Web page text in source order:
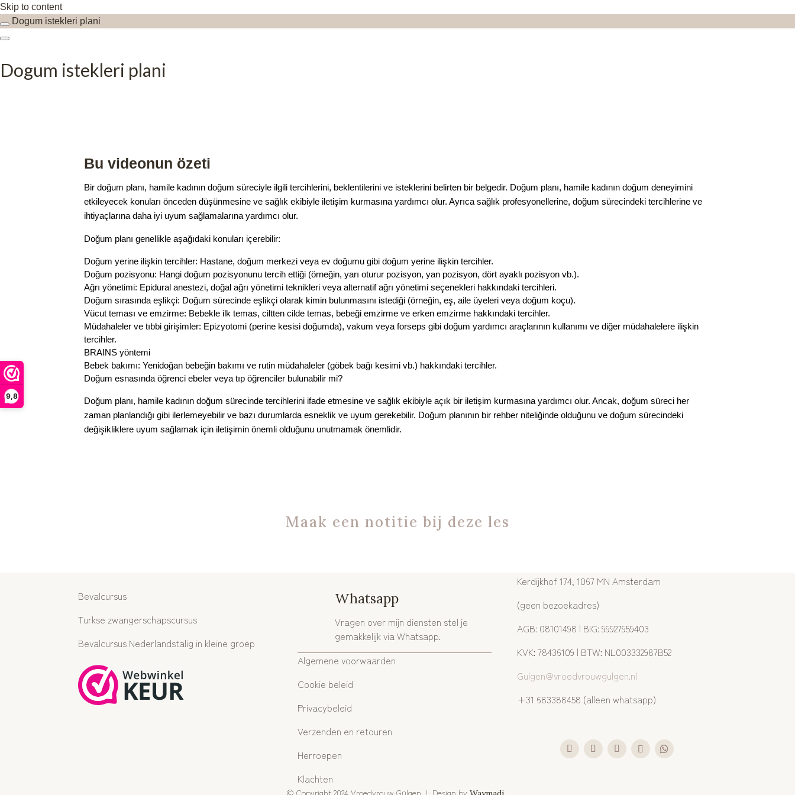
9,8
Skip to content
Dogum istekleri plani
Dogum istekleri plani
Bu videonun özeti
Bir doğum planı, hamile kadının doğum süreciyle ilgili tercihlerini, beklentilerini ve isteklerini belirten bir belgedir. Doğum planı, hamile kadının doğum deneyimini
etkileyecek konuları önceden düşünmesine ve sağlık ekibiyle iletişim kurmasına yardımcı olur. Ayrıca sağlık profesyonellerine, doğum sürecindeki tercihlerine ve
ihtiyaçlarına daha iyi uyum sağlamalarına yardımcı olur.
Doğum planı genellikle aşağıdaki konuları içerebilir:
Doğum yerine ilişkin tercihler: Hastane, doğum merkezi veya ev doğumu gibi doğum yerine ilişkin tercihler.
Doğum pozisyonu: Hangi doğum pozisyonunu tercih ettiği (örneğin, yarı oturur pozisyon, yan pozisyon, dört ayaklı pozisyon vb.).
Ağrı yönetimi: Epidural anestezi, doğal ağrı yönetimi teknikleri veya alternatif ağrı yönetimi seçenekleri hakkındaki tercihleri.
Doğum sırasında eşlikçi: Doğum sürecinde eşlikçi olarak kimin bulunmasını istediği (örneğin, eş, aile üyeleri veya doğum koçu).
Vücut teması ve emzirme: Bebekle ilk temas, ciltten cilde temas, bebeği emzirme ve erken emzirme hakkındaki tercihler.
Müdahaleler ve tıbbi girişimler: Epizyotomi (perine kesisi doğumda), vakum veya forseps gibi doğum yardımcı araçlarının kullanımı ve diğer müdahalelere ilişkin
tercihler.
BRAINS yöntemi
Bebek bakımı: Yenidoğan bebeğin bakımı ve rutin müdahaleler (göbek bağı kesimi vb.) hakkındaki tercihler.
Doğum esnasında öğrenci ebeler veya tıp öğrenciler bulunabilir mi?
Doğum planı, hamile kadının doğum sürecinde tercihlerini ifade etmesine ve sağlık ekibiyle açık bir iletişim kurmasına yardımcı olur. Ancak, doğum süreci her
zaman planlandığı gibi ilerlemeyebilir ve bazı durumlarda esneklik ve uyum gerekebilir. Doğum planının bir rehber niteliğinde olduğunu ve doğum sürecindeki
değişikliklere uyum sağlamak için iletişimin önemli olduğunu unutmamak önemlidir.
Maak een notitie bij deze les
Bevalcursus
Turkse zwangerschapscursus
Bevalcursus Nederlandstalig in kleine groep
Whatsapp
Vragen over mijn diensten stel je
gemakkelijk via Whatsapp.
Algemene voorwaarden
Cookie beleid
Privacybeleid
Verzenden en retouren
Herroepen
Klachten
Kerdijkhof 174, 1067 MN Amsterdam
(geen bezoekadres)
AGB: 08101498 | BIG: 99927959403
KVK: 78436109 | BTW: NL003332987B52
Gulgen@vroedvrouwgulgen.nl
+31 683388458 (alleen whatsapp)